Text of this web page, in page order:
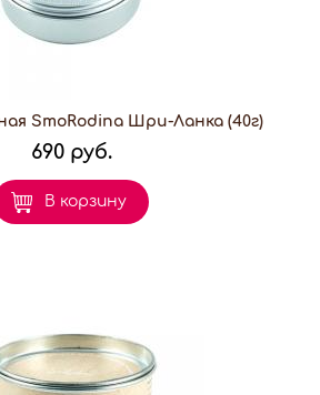
SmoRodina Шри-Ланка (40г)
690 руб.
В корзину